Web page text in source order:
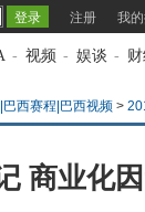
注册 我
- 视频 - 娱谈 -
西赛程|巴西视频 >
商业化